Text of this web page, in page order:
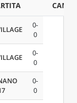
0-
0
0-
0
0-
0